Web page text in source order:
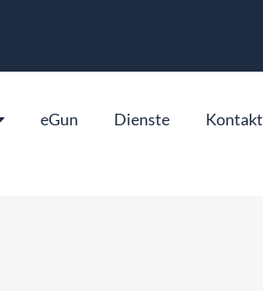
eGun Dienste Kontakt